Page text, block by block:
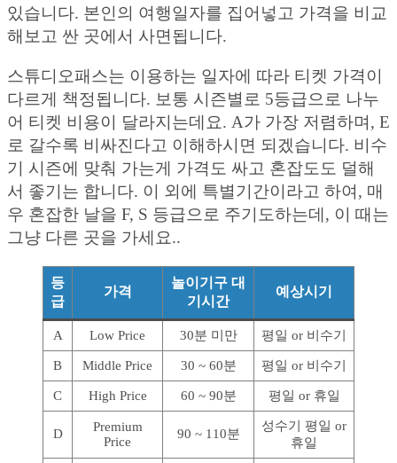
있습니다. 본인의 여행일자를 집어넣고 가격을 비교
해보고 싼 곳에서 사면됩니다.
스튜디오패스는 이용하는 일자에 따라 티켓 가격이
다르게 책정됩니다. 보통 시즌별로 5등급으로 나누
어 티켓 비용이 달라지는데요. A가 가장 저렴하며, E
로 갈수록 비싸진다고 이해하시면 되겠습니다. 비수
기 시즌에 맞춰 가는게 가격도 싸고 혼잡도도 덜해
서 좋기는 합니다. 이 외에 특별기간이라고 하여, 매
우 혼잡한 날을 F, S 등급으로 주기도하는데, 이 때는
그냥 다른 곳을 가세요..
등
급
가격
놀이기구 대
기시간
예상시기
A Low Price 30분 미만 평일 or 비수기
B Middle Price 30 ~ 60분 평일 or 비수기
C High Price 60 ~ 90분 평일 or 휴일
D
Premium
Price
90 ~ 110분
성수기 평일 or
휴일